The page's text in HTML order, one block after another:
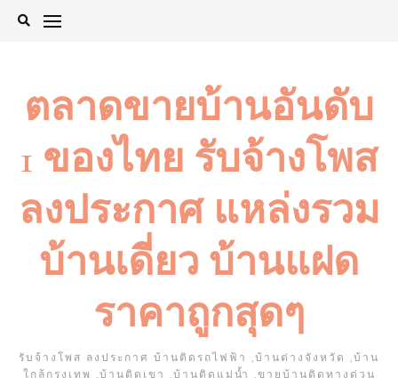
Skip
ตลาดขายบ้านอันดับ
1 ของไทย รับจ้างโพส
ลงประกาศ แหล่งรวม
บ้านเดี่ยว บ้านแฝด
ราคาถูกสุดๆ
รับจ้างโพส ลงประกาศ บ้านติดรถไฟฟ้า ,บ้านต่างจังหวัด ,บ้าน
ใกล้กรุงเทพ ,บ้านติดเขา ,บ้านติดแม่น้ำ ,ขายบ้านติดทางด่วน